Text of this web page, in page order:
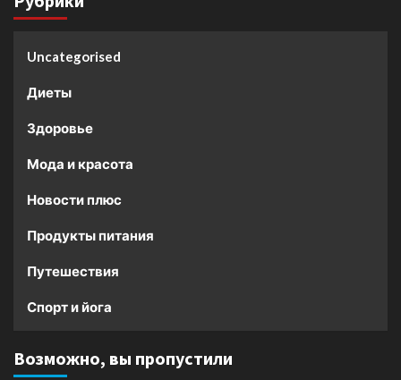
Uncategorised
Диеты
Здоровье
Мода и красота
Новости плюс
Продукты питания
Путешествия
Спорт и йога
Возможно, вы пропустили